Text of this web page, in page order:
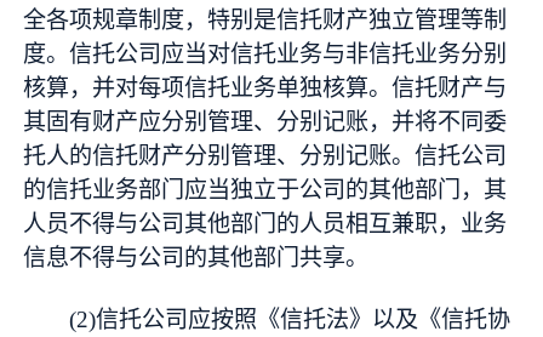
全各项规章制度，特别是信托财产独立管理等制
度。信托公司应当对信托业务与非信托业务分别
核算，并对每项信托业务单独核算。信托财产与
其固有财产应分别管理、分别记账，并将不同委
托人的信托财产分别管理、分别记账。信托公司
的信托业务部门应当独立于公司的其他部门，其
人员不得与公司其他部门的人员相互兼职，业务
信息不得与公司的其他部门共享。
(2)信托公司应按照《信托法》以及《信托协